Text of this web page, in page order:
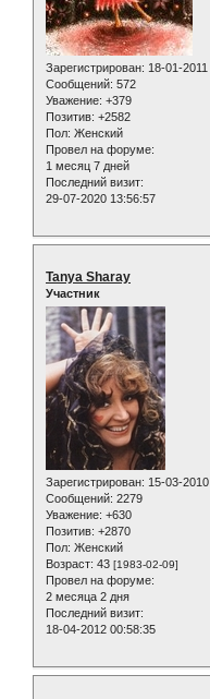
Зарегистрирован: 18-01-2011
Сообщений: 572
Уважение: +379
Позитив: +2582
Пол: Женский
Провел на форуме:
1 месяц 7 дней
Последний визит:
29-07-2020 13:56:57
Tanya Sharay
Участник
Зарегистрирован: 15-03-2010
Сообщений: 2279
Уважение: +630
Позитив: +2870
Пол: Женский
Возраст: 43 [1983-02-09]
Провел на форуме:
2 месяца 2 дня
Последний визит:
18-04-2012 00:58:35